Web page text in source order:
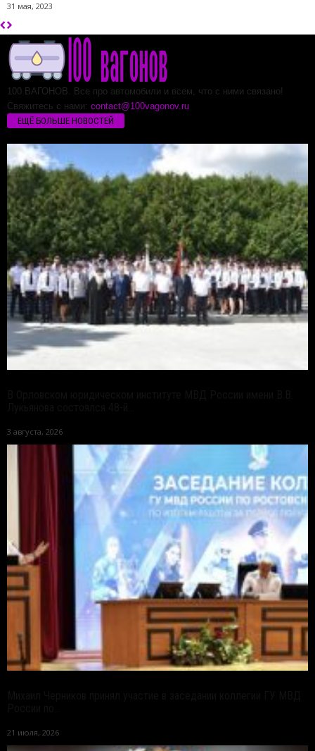
31 мая, 2023
100 ВАГОНОВ. Все про автомобили и всем, что с ними связано!
Свяжитесь с нами: contact@100vagonov.ru
ЕЩЁ БОЛЬШЕ НОВОСТЕЙ
3 августа, 2026
21 июля, 2026